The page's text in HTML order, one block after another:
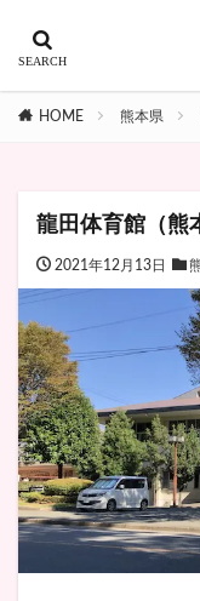
HOME 熊本県
龍田体育館（熊
2021年12月13日